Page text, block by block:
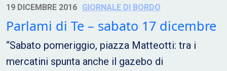
19 DICEMBRE 2016 GIORNALE DI BORDO
Parlami di Te – sabato 17 dicembre
“Sabato pomeriggio, piazza Matteotti: tra i
mercatini spunta anche il gazebo di